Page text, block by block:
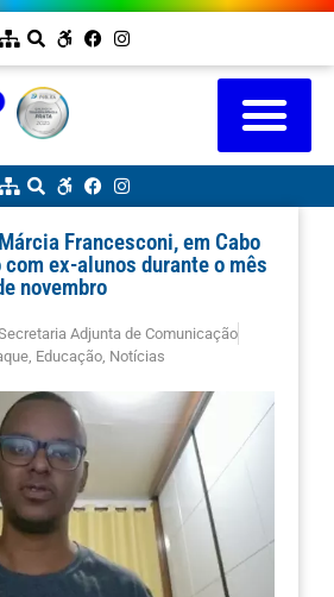
Francesconi, em Cabo
com ex-alunos durante o mês
novembro
Adjunta de Comunicação
, Educação, Notícias